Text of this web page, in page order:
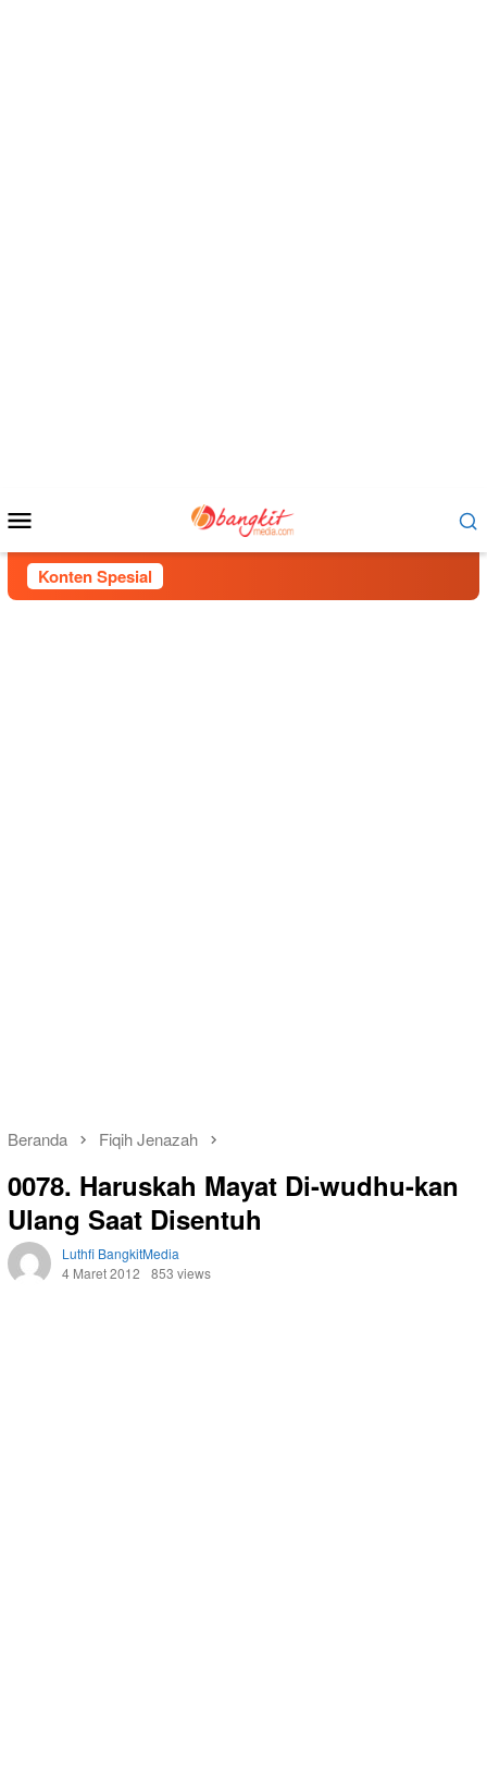
Mobile
Konten Spesial
Beranda Fiqih Jenazah
0078. Haruskah Mayat Di-wudhu-kan
Ulang Saat Disentuh
Luthfi BangkitMedia
4 Maret 2012
853 views